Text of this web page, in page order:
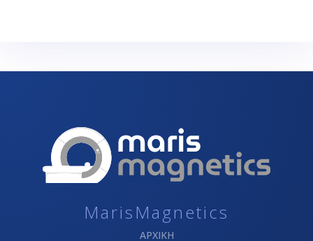
MarisMagnetics
ΑΡΧΙΚΗ